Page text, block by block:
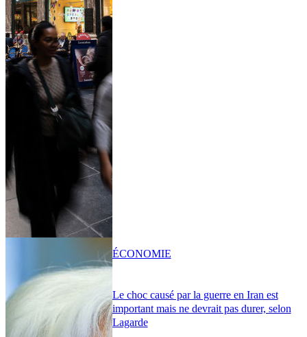
Le choc causé par la guerre en Iran est
important mais ne devrait pas durer, selon
Lagarde
ÉCONOMIE